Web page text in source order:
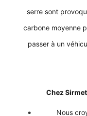
serre sont
carbone moyenne
passer à un
Chez
Nous